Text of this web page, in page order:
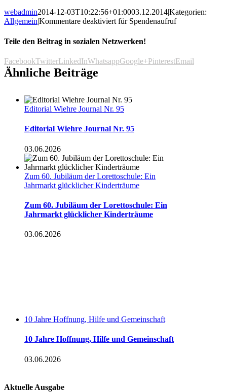
webadmin2014-12-03T10:22:56+01:0003.12.2014|Kategorien:
Allgemein|Kommentare deaktiviertfür Spendenaufruf
Teile den Beitrag in sozialen Netzwerken!
FacebookTwitterLinkedInWhatsappGoogle+PinterestEmail
Ähnliche Beiträge
Editorial Wiehre Journal Nr. 95
Editorial Wiehre Journal Nr. 95
03.06.2026
Zum 60. Jubiläum der Lorettoschule: Ein
Jahrmarkt glücklicher Kinderträume
Zum 60. Jubiläum der Lorettoschule: Ein
Jahrmarkt glücklicher Kinderträume
03.06.2026
10 Jahre Hoffnung, Hilfe und Gemeinschaft
10 Jahre Hoffnung, Hilfe und Gemeinschaft
03.06.2026
Aktuelle Ausgabe